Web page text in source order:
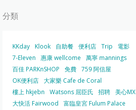
分類
KKday Klook 自助餐 便利店 Trip
電影
7-Eleven
惠康 wellcome
萬寧 mannings
百佳 PARKnSHOP
免費 759 阿信屋
OK便利店 大家樂 Cafe de Coral
樓上 hkjebn
Watsons 屈臣氏 招聘 美心MX
大快活 Fairwood
富臨皇宮 Fulum Palace